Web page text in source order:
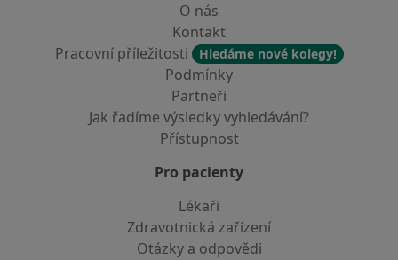
O nás
Kontakt
Pracovní příležitosti
Hledáme nové kolegy!
Podmínky
Partneři
Jak řadíme výsledky vyhledávání?
Přístupnost
Pro pacienty
Lékaři
Zdravotnická zařízení
Otázky a odpovědi